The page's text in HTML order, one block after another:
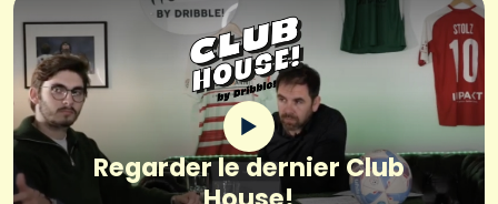
Regarder le dernier Club